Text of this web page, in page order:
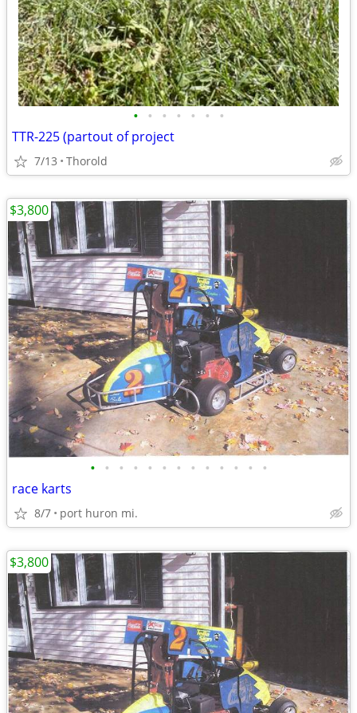
• • • • • • •
TTR-225 (partout of project
7/13 Thorold
• • • • • • • • • • • • •
race karts
8/7 port huron mi.
$3,800
$3,800